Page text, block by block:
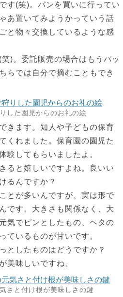
す(笑)。パンを買いに行ってい
あ置いてみようかっていう話
と物々交換しているような感
)。委託販売の場合はもうパッ
らでは自分で摘むこともでき
した園児からのお礼の絵
きます。知人や子どもの保育
くれました。保育園の園児た
験してもらいましたよ。
と嬉しいですよね。良いい
るんですか？
とが多いんですが、実は形で
です。大きさも関係なく、大
気でピンとしたもの、ヘタの
ているものが甘いです。
したものはどうですか？
美味しいですね。
さと付け根が美味しさの鍵